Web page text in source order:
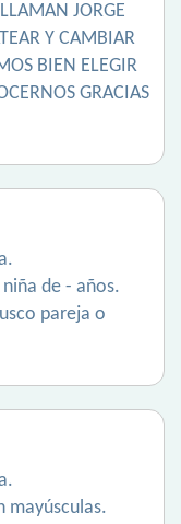
JORGE
Y CAMBIAR
BIEN ELEGIR
GRACIAS
de - años.
pareja o
mayúsculas.